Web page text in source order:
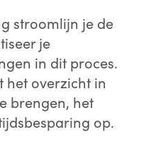
stroomlijn je de
je
in dit proces.
het overzicht in
brengen, het
op.